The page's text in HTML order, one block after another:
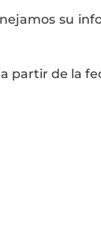
su
partir de la